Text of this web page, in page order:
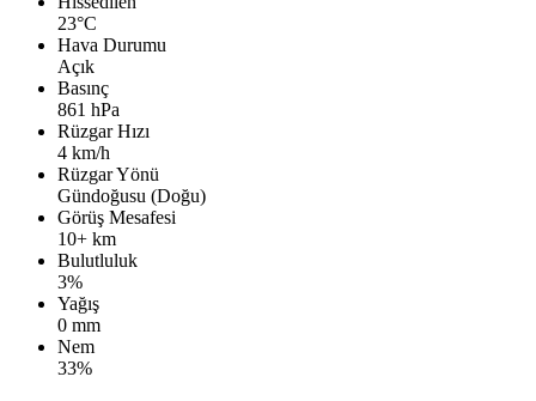
23°C
Hava Durumu
Açık
Basınç
861 hPa
Rüzgar Hızı
4 km/h
Rüzgar Yönü
Gündoğusu (Doğu)
Görüş Mesafesi
10+ km
Bulutluluk
3%
Yağış
0 mm
Nem
33%